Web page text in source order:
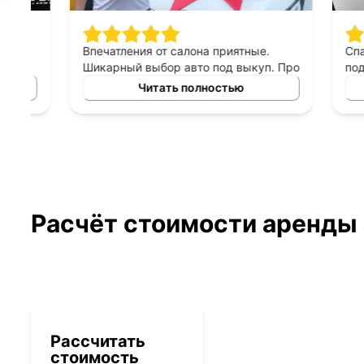
Впечатления от салона приятные.
Шикарный выбор авто под выкуп. Про
персонал могу сказать только
хорошее, приятны в общении,
терпеливые, помогают сделать
Читать полностью
Спасибо
подход
выборе
выкуп,
который
Расчёт стоимости аренды
Рассчитать
стоимость